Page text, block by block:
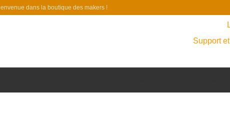
dans la boutique des makers !
Support